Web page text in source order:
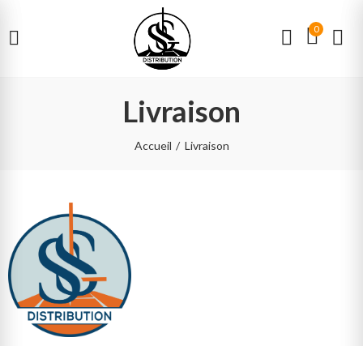
0
Livraison
Accueil Livraison